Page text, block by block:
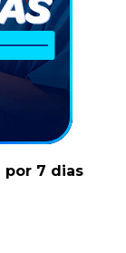
por 7 dias